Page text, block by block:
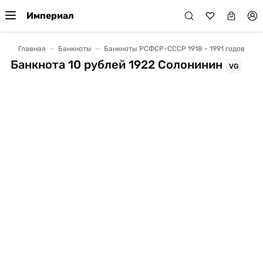
Империал
Главная Банкноты Банкноты РСФСР-СССР 1918 - 1991 годов
Банкнота 10 рублей 1922 Солонинин VG